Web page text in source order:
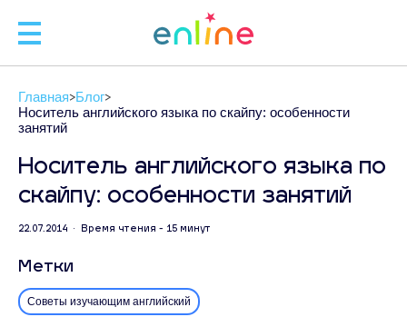
🧑
Главная Блог
Носитель английского языка по скайпу: особенности
занятий
Носитель английского языка по
скайпу: особенности занятий
22.07.2014 • Время чтения - 15 минут
Метки
Советы изучающим английский